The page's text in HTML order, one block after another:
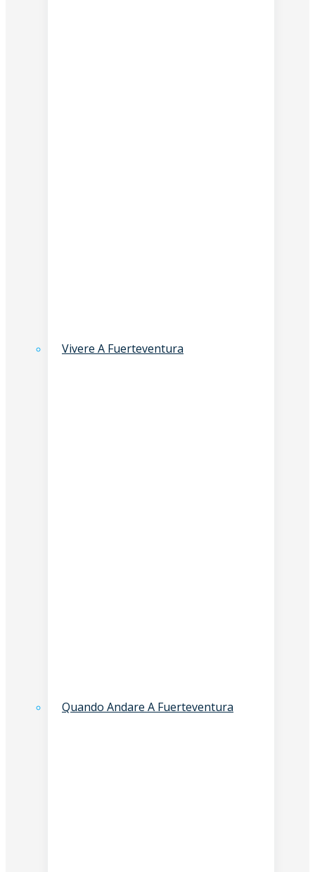
Vivere A Fuerteventura
Quando Andare A Fuerteventura